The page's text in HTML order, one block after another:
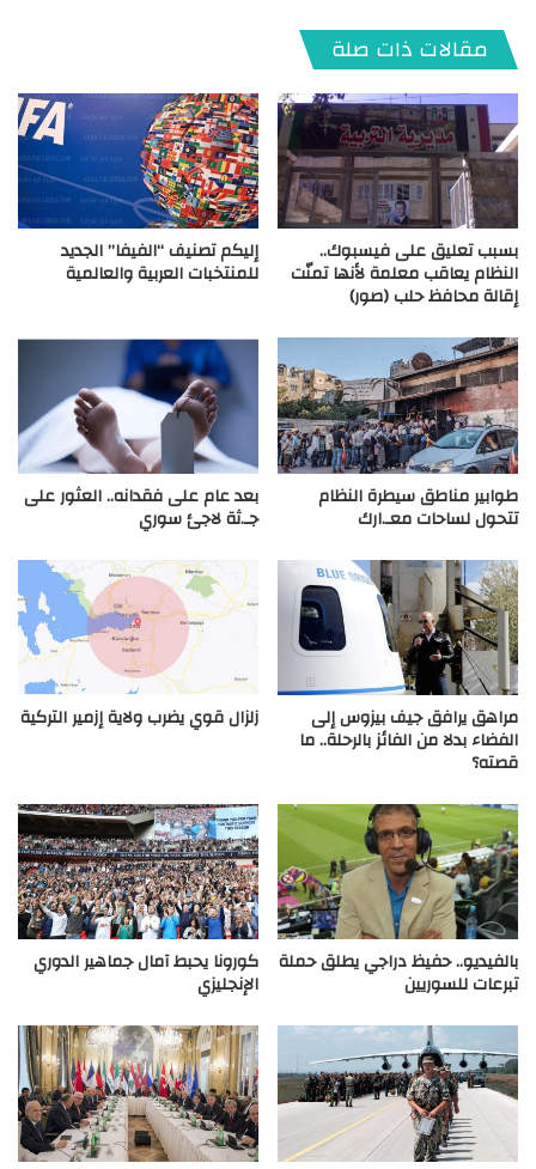
مقالات ذات صلة
بسبب تعليق على فيسبوك..
النظام يعاقب معلمة لأنها تمنّت
إقالة محافظ حلب (صور)
إليكم تصنيف “الفيفا” الجديد
للمنتخبات العربية والعالمية
طوابير مناطق سيطرة النظام
تتحول لساحات معـ.ارك
بعد عام على فقدانه.. العثور على
جـ.ثة لاجئ سوري
مراهق يرافق جيف بيزوس إلى
الفضاء بدلا من الفائز بالرحلة.. ما
قصته؟
زلزال قوي يضرب ولاية إزمير التركية
بالفيديو.. حفيظ دراجي يطلق حملة
تبرعات للسوريين
كورونا يحبط آمال جماهير الدوري
الإنجليزي